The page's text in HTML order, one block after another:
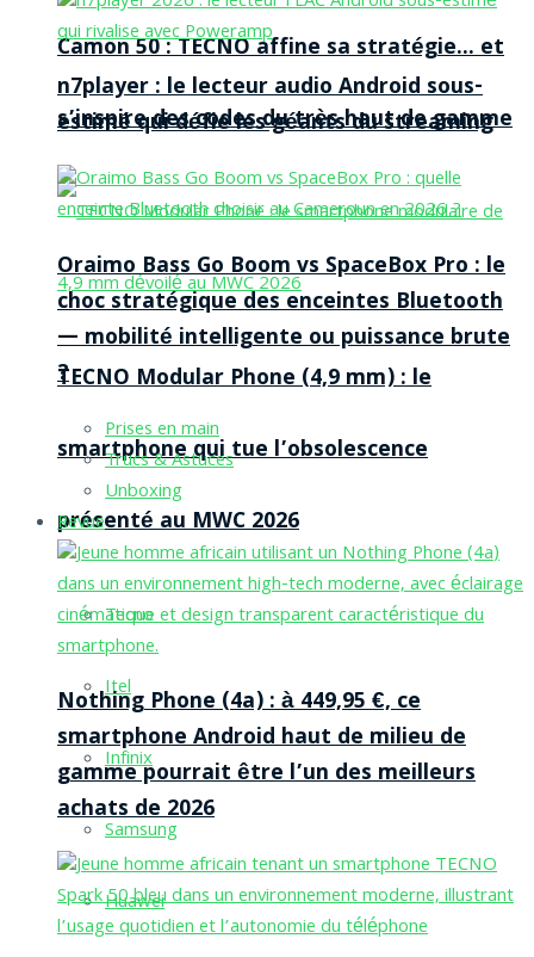
Camon 50 : TECNO affine sa stratégie… et
s’inspire des codes du très haut de gamme
TECNO Modular Phone (4,9 mm) : le
smartphone qui tue l’obsolescence
présenté au MWC 2026
Tecno
Itel
Infinix
Samsung
Huawei
n7player : le lecteur audio Android sous-
estimé qui défie les géants du streaming
Oraimo Bass Go Boom vs SpaceBox Pro : le
choc stratégique des enceintes Bluetooth
— mobilité intelligente ou puissance brute
?
Prises en main
Trucs & Astuces
Unboxing
Revue
Nothing Phone (4a) : à 449,95 €, ce
smartphone Android haut de milieu de
gamme pourrait être l’un des meilleurs
achats de 2026